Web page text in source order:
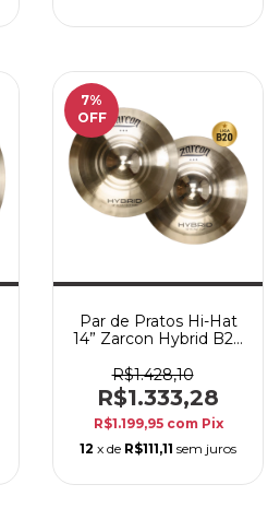
7%
OFF
Par de Pratos Hi-Hat
14” Zarcon Hybrid B20
R$1.428,10
R$1.333,28
R$1.199,95 com Pix
12 x de R$111,11 sem juros